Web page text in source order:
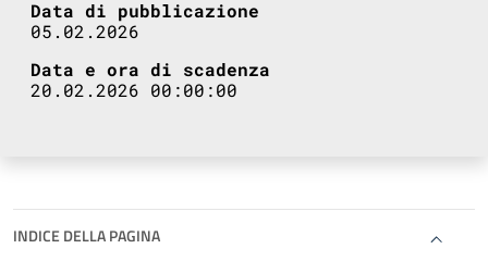
Data di pubblicazione
05.02.2026
Data e ora di scadenza
20.02.2026 00:00:00
INDICE DELLA PAGINA